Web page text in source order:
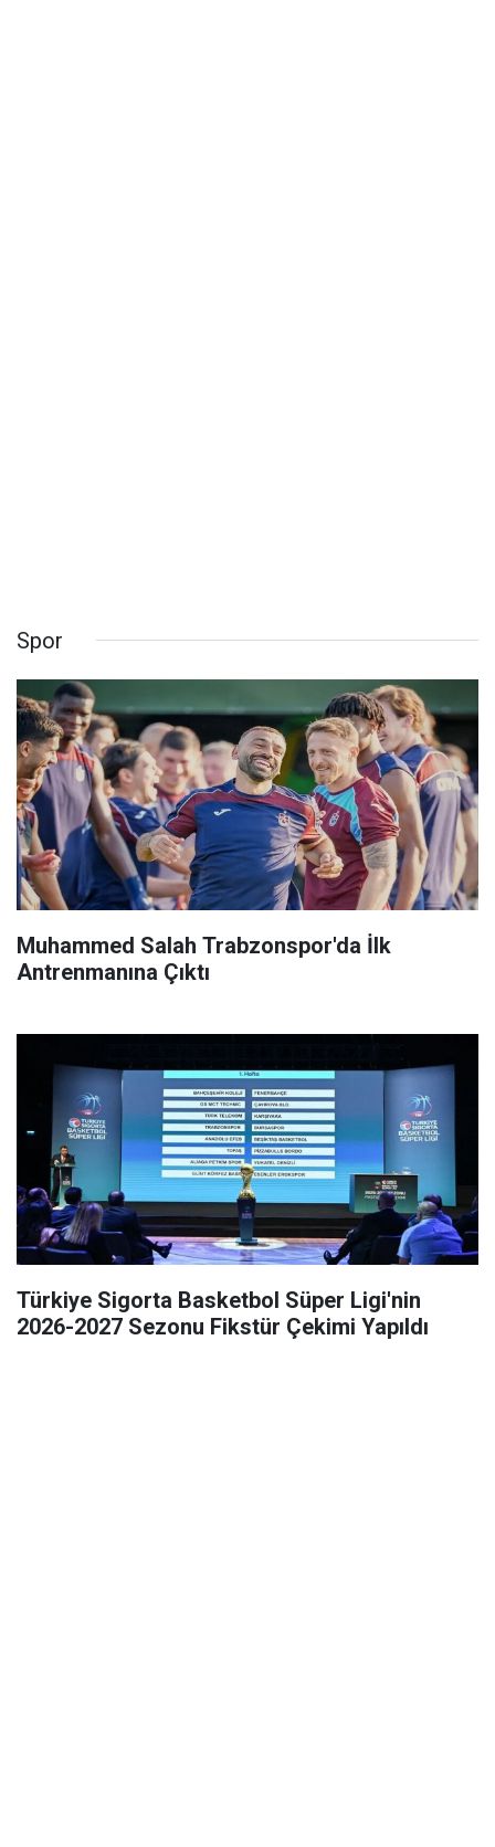
Spor
Muhammed Salah Trabzonspor'da İlk
Antrenmanına Çıktı
Türkiye Sigorta Basketbol Süper Ligi'nin
2026-2027 Sezonu Fikstür Çekimi Yapıldı